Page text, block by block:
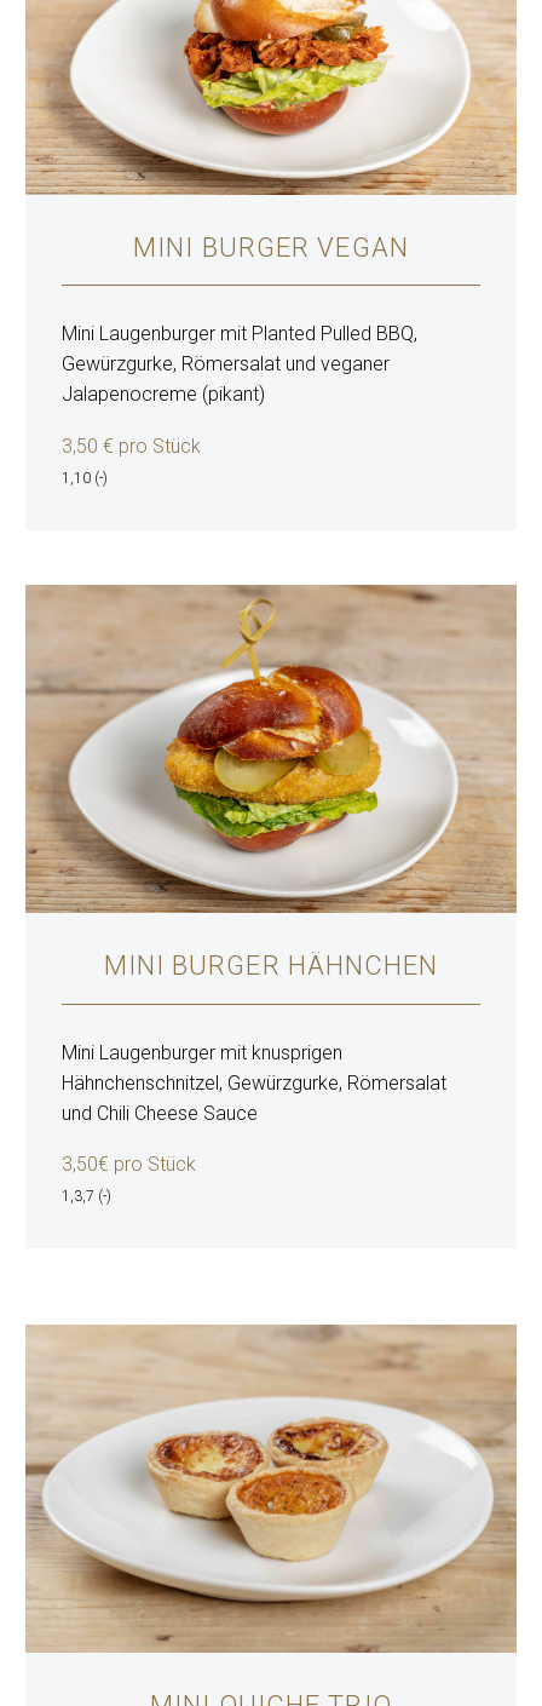
MINI BURGER VEGAN
Mini Laugenburger mit Planted Pulled BBQ,
Gewürzgurke, Römersalat und veganer
Jalapenocreme (pikant)
3,50 € pro Stück
1,10 (-)
MINI BURGER HÄHNCHEN
Mini Laugenburger mit knusprigen
Hähnchenschnitzel, Gewürzgurke, Römersalat
und Chili Cheese Sauce
3,50€ pro Stück
1,3,7 (-)